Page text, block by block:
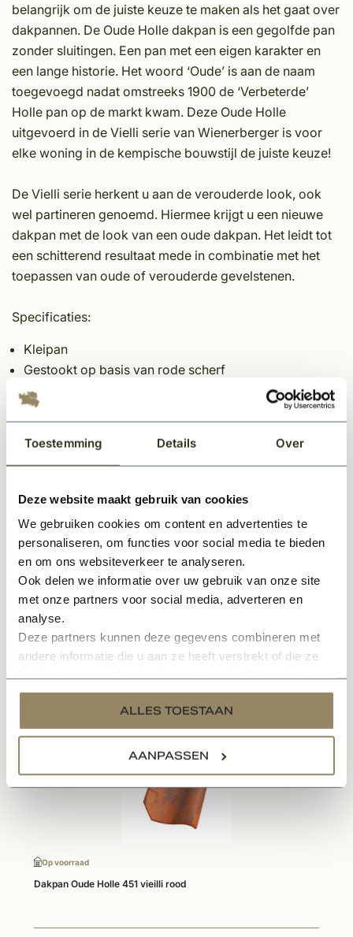
Toestemming Details Over
Deze website maakt gebruik van cookies
We gebruiken cookies om content en advertenties te
personaliseren, om functies voor social media te bieden
en om ons websiteverkeer te analyseren.
Ook delen we informatie over uw gebruik van onze site
met onze partners voor social media, adverteren en
analyse.
Deze partners kunnen deze gegevens combineren met
andere informatie die u aan ze heeft verstrekt of die ze
services.
ALLES TOESTAAN
AANPASSEN
belangrijk om de juiste keuze te maken als het gaat over
dakpannen. De Oude Holle dakpan is een gegolfde pan
zonder sluitingen. Een pan met een eigen karakter en
een lange historie. Het woord ‘Oude’ is aan de naam
toegevoegd nadat omstreeks 1900 de ‘Verbeterde’
Holle pan op de markt kwam. Deze Oude Holle
uitgevoerd in de Vielli serie van Wienerberger is voor
elke woning in de kempische bouwstijl de juiste keuze!
De Vielli serie herkent u aan de verouderde look, ook
wel partineren genoemd. Hiermee krijgt u een nieuwe
dakpan met de look van een oude dakpan. Het leidt tot
een schitterend resultaat mede in combinatie met het
toepassen van oude of verouderde gevelstenen.
Specificaties:
Kleipan
Gestookt op basis van rode scherf
Voorzien van alle certificeringen
Authentiek Wienerberger product
Meerdere kleurmogelijkheden
DUBO keurmerk
Zie downloadsheet voor technische informatie
Specificaties
Documenten
Gerelateerde producten
Op voorraad
Dakpan Oude Holle 451 vieilli rood